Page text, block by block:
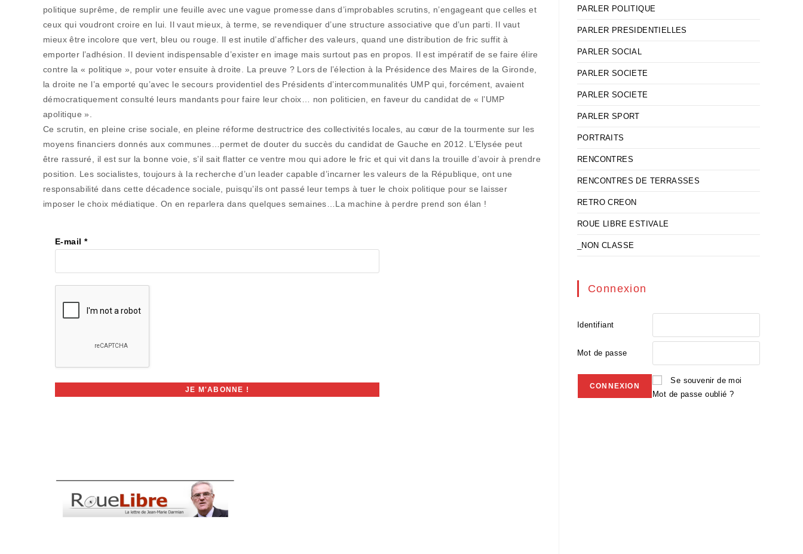
politique suprême, de remplir une feuille avec une vague promesse dans d’improbables scrutins, n’engageant que celles et
ceux qui voudront croire en lui. Il vaut mieux, à terme, se revendiquer d’une structure associative que d’un parti. Il vaut
mieux être incolore que vert, bleu ou rouge. Il est inutile d’afficher des valeurs, quand une distribution de fric suffit à
emporter l’adhésion. Il devient indispensable d’exister en image mais surtout pas en propos. Il est impératif de se faire élire
contre la « politique », pour voter ensuite à droite. La preuve ? Lors de l’élection à la Présidence des Maires de la Gironde,
la droite ne l’a emporté qu’avec le secours providentiel des Présidents d’intercommunalités UMP qui, forcément, avaient
démocratiquement consulté leurs mandants pour faire leur choix… non politicien, en faveur du candidat de « l’UMP
apolitique ».
Ce scrutin, en pleine crise sociale, en pleine réforme destructrice des collectivités locales, au cœur de la tourmente sur les
moyens financiers donnés aux communes…permet de douter du succès du candidat de Gauche en 2012. L’Elysée peut
être rassuré, il est sur la bonne voie, s’il sait flatter ce ventre mou qui adore le fric et qui vit dans la trouille d’avoir à prendre
position. Les socialistes, toujours à la recherche d’un leader capable d’incarner les valeurs de la République, ont une
responsabilité dans cette décadence sociale, puisqu’ils ont passé leur temps à tuer le choix politique pour se laisser
imposer le choix médiatique. On en reparlera dans quelques semaines…La machine à perdre prend son élan !
E-mail *
PARLER POLITIQUE
PARLER PRESIDENTIELLES
PARLER SOCIAL
PARLER SOCIETE
PARLER SOCIETE
PARLER SPORT
PORTRAITS
RENCONTRES
RENCONTRES DE TERRASSES
RETRO CREON
ROUE LIBRE ESTIVALE
_NON CLASSE
Connexion
Identifiant
Mot de passe
Se souvenir de moi
Mot de passe oublié ?